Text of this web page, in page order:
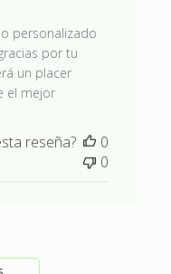
personalizado
por tu
un placer
el mejor
reseña?
0
0